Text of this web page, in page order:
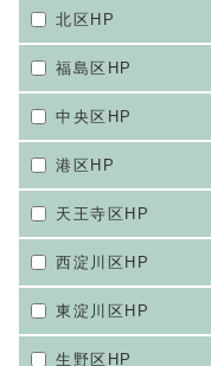
北区HP
福島区HP
中央区HP
港区HP
天王寺区HP
西淀川区HP
東淀川区HP
生野区HP